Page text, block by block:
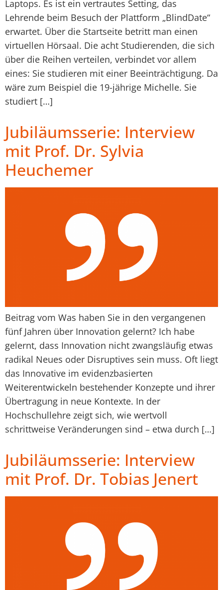
Laptops. Es ist ein vertrautes Setting, das
Lehrende beim Besuch der Plattform „BlindDate“
erwartet. Über die Startseite betritt man einen
virtuellen Hörsaal. Die acht Studierenden, die sich
über die Reihen verteilen, verbindet vor allem
eines: Sie studieren mit einer Beeinträchtigung. Da
wäre zum Beispiel die 19-jährige Michelle. Sie
studiert […]
Jubiläumsserie: Interview
mit Prof. Dr. Sylvia
Heuchemer
Beitrag vom Was haben Sie in den vergangenen
fünf Jahren über Innovation gelernt? Ich habe
gelernt, dass Innovation nicht zwangsläufig etwas
radikal Neues oder Disruptives sein muss. Oft liegt
das Innovative im evidenzbasierten
Weiterentwickeln bestehender Konzepte und ihrer
Übertragung in neue Kontexte. In der
Hochschullehre zeigt sich, wie wertvoll
schrittweise Veränderungen sind – etwa durch […]
Jubiläumsserie: Interview
mit Prof. Dr. Tobias Jenert